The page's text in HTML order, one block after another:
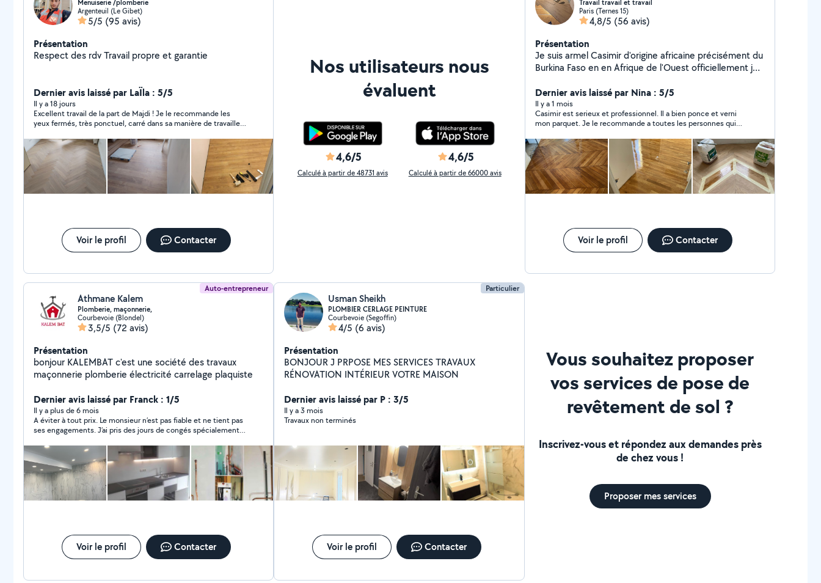
Menuiserie /plomberie
Argenteuil (Le Gibet)
5/5 (95 avis)
Présentation
Respect des rdv Travail propre et garantie
Dernier avis laissé par LaÏla : 5/5
Il y a 18 jours
Excellent travail de la part de Majdi ! Je le recommande les
yeux fermés, très ponctuel, carré dans sa manière de travailler.
Je ferai de nouveau appel à ses services dans quelques
semaines, pour d’autres travaux. À bientôt
Voir le profil Contacter
Nos utilisateurs nous
évaluent
4,6/5
Calculé à partir de 48731 avis
4,6/5
Calculé à partir de 66000 avis
Travail travail et travail
Paris (Ternes 15)
4,8/5 (56 avis)
Présentation
Je suis armel Casimir d'origine africaine précisément du
Burkina Faso en en Afrique de l'Ouest officiellement je
Samsig je pose les anciens parquet massif je ponce l'es
parquet j'ai déjà tous mes outils de travail n'hésitez à
me contacter
Dernier avis laissé par Nina : 5/5
Il y a 1 mois
Casimir est serieux et professionnel. Il a bien ponce et verni
mon parquet. Je le recommande a toutes les personnes qui
Voir le profil Contacter
Auto-entrepreneur
Athmane Kalem
Plomberie, maçonnerie,
Courbevoie (Blondel)
3,5/5 (72 avis)
Présentation
bonjour KALEMBAT c'est une société des travaux
maçonnerie plomberie électricité carrelage plaquiste
Dernier avis laissé par Franck : 1/5
Il y a plus de 6 mois
A éviter à tout prix. Le monsieur n’est pas fiable et ne tient pas
ses engagements. J’ai pris des jours de congés spécialement
Voir le profil Contacter
Particulier
Usman Sheikh
PLOMBIER CERLAGE PEINTURE
Courbevoie (Segoffin)
4/5 (6 avis)
Présentation
BONJOUR J PRPOSE MES SERVICES TRAVAUX
RÉNOVATION INTÉRIEUR VOTRE MAISON
Dernier avis laissé par P : 3/5
Il y a 3 mois
Travaux non terminés
Voir le profil Contacter
Vous souhaitez proposer
vos services de pose de
revêtement de sol ?
Inscrivez-vous et répondez aux demandes près
de chez vous !
Proposer mes services